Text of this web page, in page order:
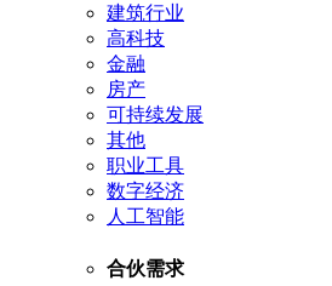
建筑行业
高科技
金融
房产
可持续发展
其他
职业工具
数字经济
人工智能
合伙需求